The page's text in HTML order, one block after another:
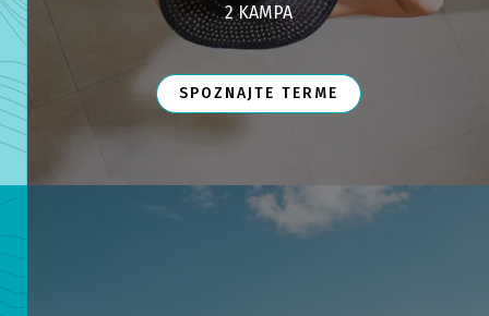
2 KAMPA
SPOZNAJTE TERME